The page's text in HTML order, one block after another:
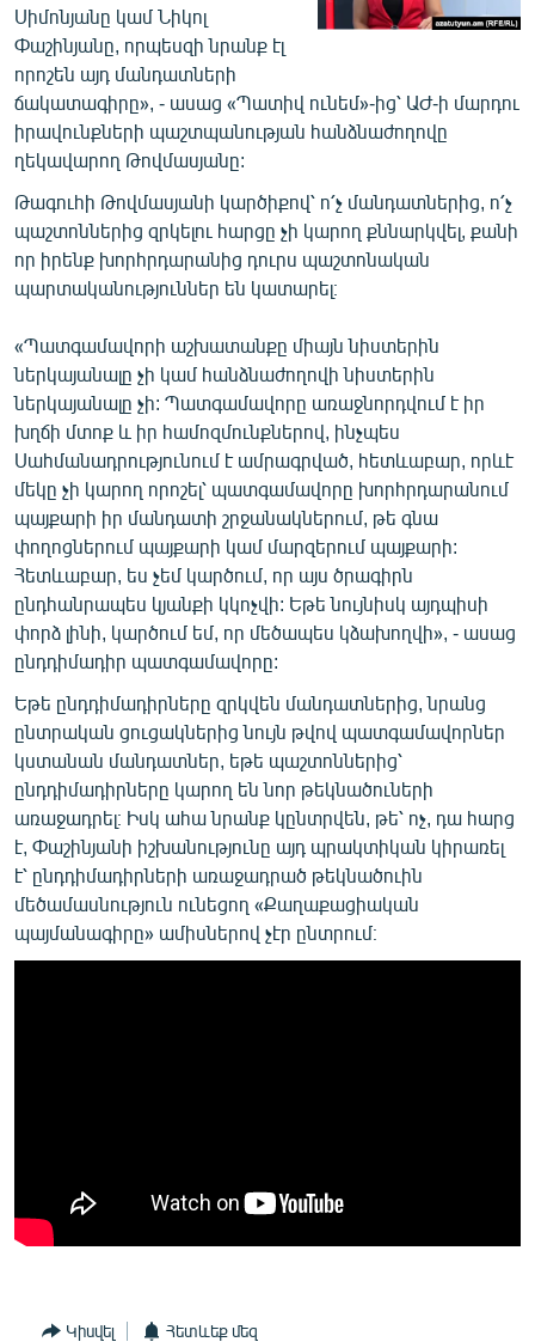
Սիմոնյանը կամ Նիկոլ
Փաշինյանը, որպեսզի նրանք էլ
որոշեն այդ մանդատների
ճակատագիրը», - ասաց «Պատիվ ունեմ»-ից՝ ԱԺ-ի մարդու
իրավունքների պաշտպանության հանձնաժողովը
ղեկավարող Թովմասյանը:
Թագուհի Թովմասյանի կարծիքով՝ ո՛չ մանդատներից, ո՛չ
պաշտոններից զրկելու հարցը չի կարող քննարկվել, քանի
որ իրենք խորհրդարանից դուրս պաշտոնական
պարտականություններ են կատարել։
«Պատգամավորի աշխատանքը միայն նիստերին
ներկայանալը չի կամ հանձնաժողովի նիստերին
ներկայանալը չի: Պատգամավորը առաջնորդվում է իր
խղճի մտոք և իր համոզմունքներով, ինչպես
Սահմանադրությունում է ամրագրված, հետևաբար, որևէ
մեկը չի կարող որոշել՝ պատգամավորը խորհրդարանում
պայքարի իր մանդատի շրջանակներում, թե գնա
փողոցներում պայքարի կամ մարզերում պայքարի:
Հետևաբար, ես չեմ կարծում, որ այս ծրագիրն
ընդհանրապես կյանքի կկոչվի: Եթե նույնիսկ այդպիսի
փորձ լինի, կարծում եմ, որ մեծապես կձախողվի», - ասաց
ընդդիմադիր պատգամավորը:
Եթե ընդդիմադիրները զրկվեն մանդատներից, նրանց
ընտրական ցուցակներից նույն թվով պատգամավորներ
կստանան մանդատներ, եթե պաշտոններից՝
ընդդիմադիրները կարող են նոր թեկնածուների
առաջադրել։ Իսկ ահա նրանք կընտրվեն, թե՝ ոչ, դա հարց
է, Փաշինյանի իշխանությունը այդ պրակտիկան կիրառել
է՝ ընդդիմադիրների առաջադրած թեկնածուին
մեծամասնություն ունեցող «Քաղաքացիական
պայմանագիրը» ամիսներով չէր ընտրում։
Կիսվել Հետևեք մեզ